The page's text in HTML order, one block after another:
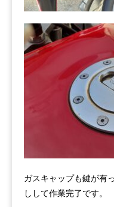
ガスキャップも鍵が有
しして作業完了です。